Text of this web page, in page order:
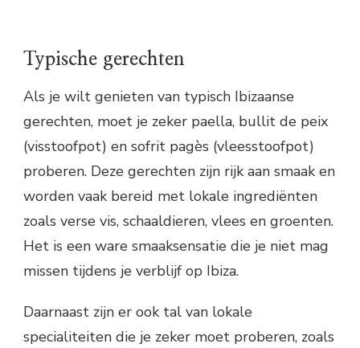
Typische gerechten
Als je wilt genieten van typisch Ibizaanse
gerechten, moet je zeker paella, bullit de peix
(visstoofpot) en sofrit pagès (vleesstoofpot)
proberen. Deze gerechten zijn rijk aan smaak en
worden vaak bereid met lokale ingrediënten
zoals verse vis, schaaldieren, vlees en groenten.
Het is een ware smaaksensatie die je niet mag
missen tijdens je verblijf op Ibiza.
Daarnaast zijn er ook tal van lokale
specialiteiten die je zeker moet proberen, zoals